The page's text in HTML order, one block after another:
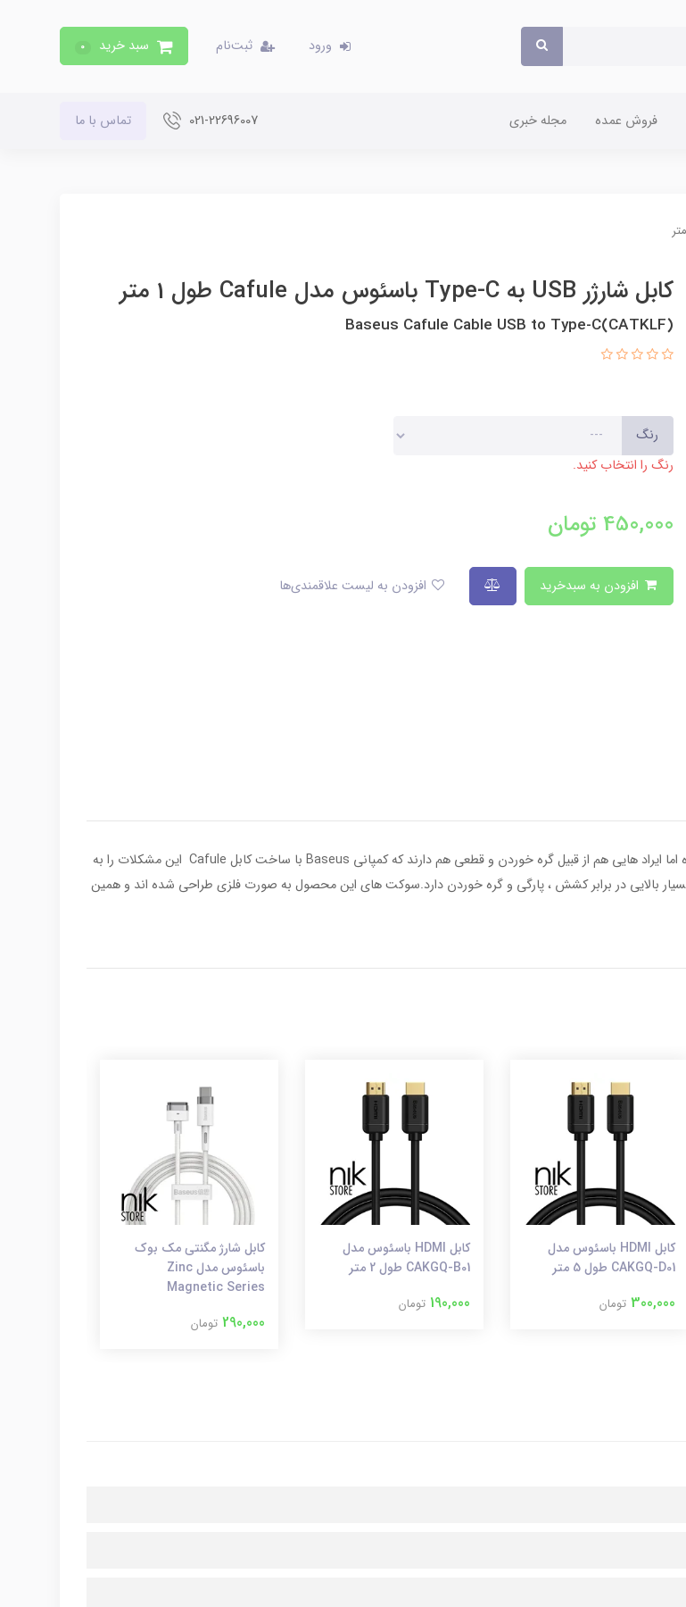
ورود ثبت‌نام سبد خرید 0
فروش عمده مجله خبری 021-22696007 تماس با ما
کابل شارژر USB به Type-C باسئوس مدل Cafule طول 1 متر
Baseus Cafule Cable USB to Type-C(CATKLF)
رنگ
رنگ را انتخاب کنید.
450,000 تومان
از گذشته تا به حال ایمن ترین راه برای شارژ دستگاه های برقی استفاده از کابل ها بوده اما ایراد هایی هم از قبیل گره خوردن و قطعی هم دارند که کمپانی Baseus با ساخت کابل Cafule این مشکلات را به
بالایی در برابر کشش ، پارگی و گره خوردن دارد.سوکت های این محصول به صورت فلزی طراحی شده اند و همین
کابل HDMI باسئوس مدل
CAKGQ-D01 طول 5 متر
300,000 تومان
کابل HDMI باسئوس مدل
CAKGQ-B01 طول 2 متر
190,000 تومان
کابل شارژ مگنتی مک بوک
باسئوس مدل Zinc
Magnetic Series
290,000 تومان